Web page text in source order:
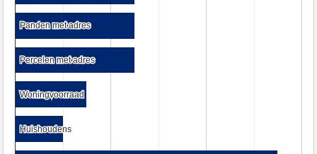
Panden met adres
Panden met adres
Percelen met adres
Percelen met adres
Woningvoorraad
Woningvoorraad
Huishoudens
Huishoudens